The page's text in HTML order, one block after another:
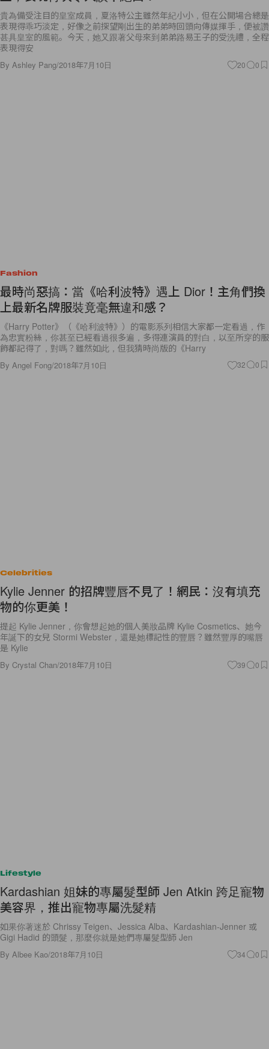
貴為備受注目的皇室成員，夏洛特公主雖然年紀小小，但在公開場合總是
表現得乖巧淡定，好像之前探望剛出生的弟弟時回頭向傳媒揮手，便被讚
甚具皇室的風範。今天，她又跟著父母來到弟弟路易王子的受洗禮，全程
表現得安
By Ashley Pang/2018年7月10日 20 0
Fashion
最時尚惡搞：當《哈利波特》遇上 Dior！主角們換
上最新名牌服裝竟毫無違和感？
《Harry Potter》（《哈利波特》）的電影系列相信大家都一定看過，作
為忠實粉絲，你甚至已經看過很多遍，多得連演員的對白，以至所穿的服
飾都記得了，對嗎？雖然如此，但我猜時尚版的《Harry
By Angel Fong/2018年7月10日 32 0
Celebrities
Kylie Jenner 的招牌豐唇不見了！網民：沒有填充
物的你更美！
提起 Kylie Jenner，你會想起她的個人美妝品牌 Kylie Cosmetics、她今
年誕下的女兒 Stormi Webster，還是她標記性的豐唇？雖然豐厚的嘴唇
是 Kylie
By Crystal Chan/2018年7月10日 39 0
Lifestyle
Kardashian 姐妹的專屬髮型師 Jen Atkin 跨足寵物
美容界，推出寵物專屬洗髮精
如果你著迷於 Chrissy Teigen、Jessica Alba、Kardashian-Jenner 或
Gigi Hadid 的頭髮，那麼你就是她們專屬髮型師 Jen
By Albee Kao/2018年7月10日 34 0